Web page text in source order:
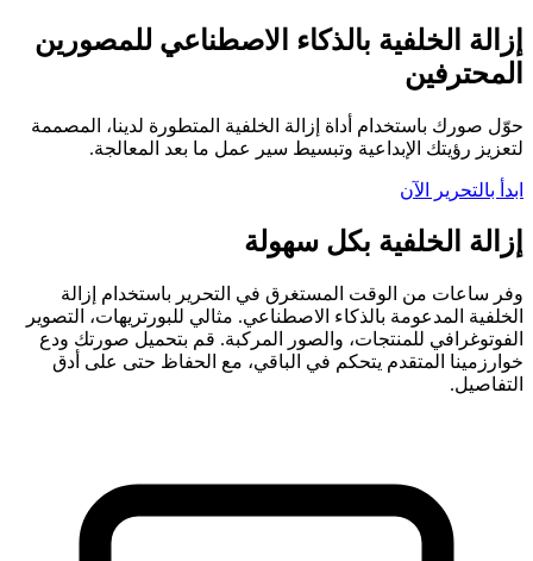
إزالة الخلفية بالذكاء الاصطناعي للمصورين
المحترفين
حوّل صورك باستخدام أداة إزالة الخلفية المتطورة لدينا، المصممة
لتعزيز رؤيتك الإبداعية وتبسيط سير عمل ما بعد المعالجة.
ابدأ بالتحرير الآن
إزالة الخلفية بكل سهولة
وفر ساعات من الوقت المستغرق في التحرير باستخدام إزالة
الخلفية المدعومة بالذكاء الاصطناعي. مثالي للبورتريهات، التصوير
الفوتوغرافي للمنتجات، والصور المركبة. قم بتحميل صورتك ودع
خوارزمينا المتقدم يتحكم في الباقي، مع الحفاظ حتى على أدق
التفاصيل.